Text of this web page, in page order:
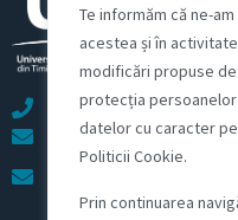
Te informăm că ne-
acestea și în
modificări propuse de
protecția
datelor cu caracter
Politicii Cookie.
Prin continuarea
+40 256 592 111
contact@e-uvt.ro
Relații cu studenții: info@e-